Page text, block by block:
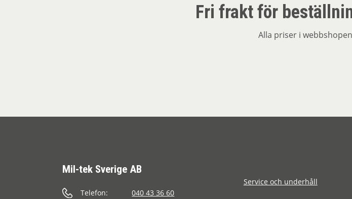
Fri frakt för
Alla priser i
Mil-tek Sverige AB
Telefon: 040 43 36 60
Service och underhåll